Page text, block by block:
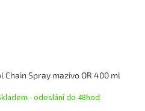
Chain Spray mazivo OR 400 ml
- odeslání do 48hod